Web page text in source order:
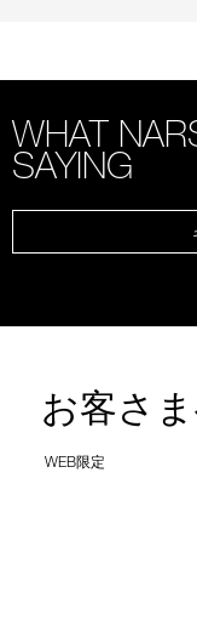
WHAT
SAYING
お客さ
WEB限定